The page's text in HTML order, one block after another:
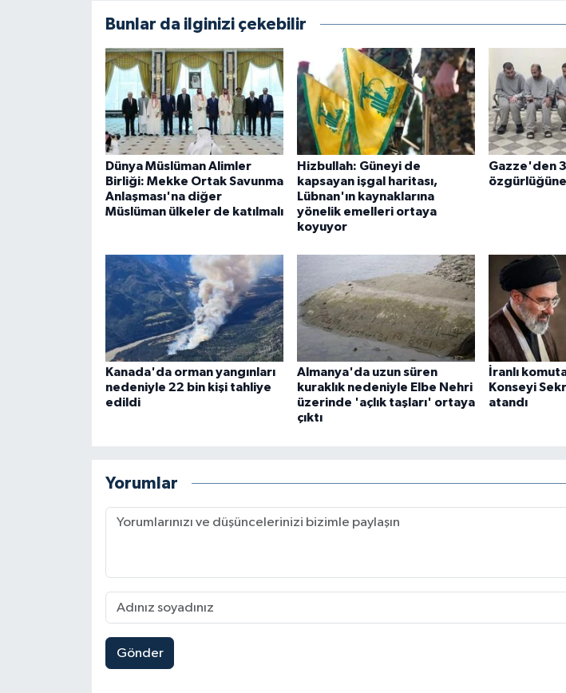
Bunlar da ilginizi çekebilir
Dünya Müslüman Alimler
Birliği: Mekke Ortak Savunma
Anlaşması'na diğer
Müslüman ülkeler de katılmalı
Hizbullah: Güneyi de
kapsayan işgal haritası,
Lübnan'ın kaynaklarına
yönelik emelleri ortaya
koyuyor
Gazze'den
Kanada'da orman yangınları
nedeniyle 22 bin kişi tahliye
edildi
Almanya'da uzun süren
kuraklık nedeniyle Elbe Nehri
üzerinde 'açlık taşları' ortaya
çıktı
İranlı
Konseyi
atandı
Yorumlar
Gönder